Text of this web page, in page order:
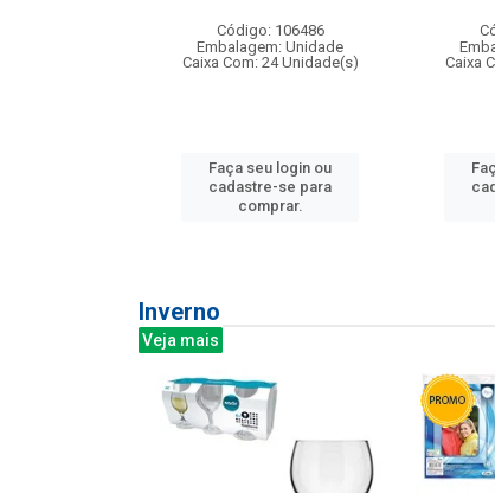
Código: 106486
Embalagem: Unidade
Caixa Com: 24 Unidade(s)
Faça seu login ou
cadastre-se para
comprar.
Caixa
Inverno
Veja mais